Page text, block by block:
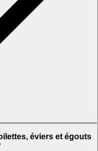
éviers et égouts